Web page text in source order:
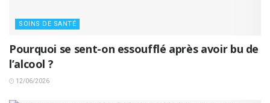
SOINS DE SANTÉ
Pourquoi se sent-on essoufflé après avoir bu de
l’alcool ?
12/06/2026